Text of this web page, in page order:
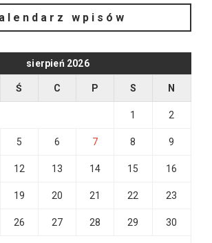
wpisów
sierpień 2026
Ś C P S N
1 2
5 6 7 8 9
12 13 14 15 16
19 20 21 22 23
26 27 28 29 30